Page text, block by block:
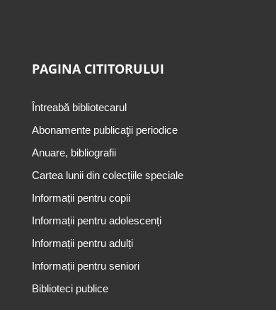
PAGINA CITITORULUI
Întreabă bibliotecarul
Abonamente publicaţii periodice
Anuare, bibliografii
Cartea lunii din colecțiile speciale
Informații pentru copii
Informații pentru adolescenți
Informații pentru adulți
Informații pentru seniori
Biblioteci publice